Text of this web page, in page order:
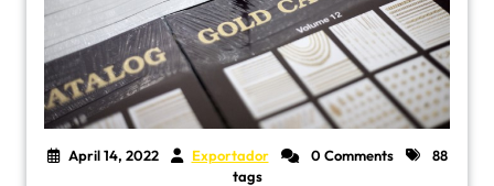
April 14, 2022 Exportador 0 Comments
88
tags